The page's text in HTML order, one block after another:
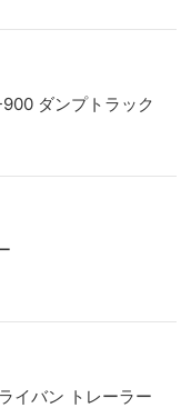
ダンプトラック
イバン トレーラー